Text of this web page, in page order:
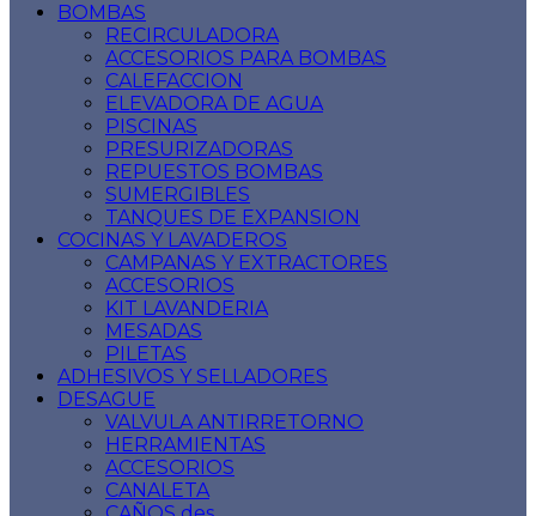
BOMBAS
RECIRCULADORA
ACCESORIOS PARA BOMBAS
CALEFACCION
ELEVADORA DE AGUA
PISCINAS
PRESURIZADORAS
REPUESTOS BOMBAS
SUMERGIBLES
TANQUES DE EXPANSION
COCINAS Y LAVADEROS
CAMPANAS Y EXTRACTORES
ACCESORIOS
KIT LAVANDERIA
MESADAS
PILETAS
ADHESIVOS Y SELLADORES
DESAGUE
VALVULA ANTIRRETORNO
HERRAMIENTAS
ACCESORIOS
CANALETA